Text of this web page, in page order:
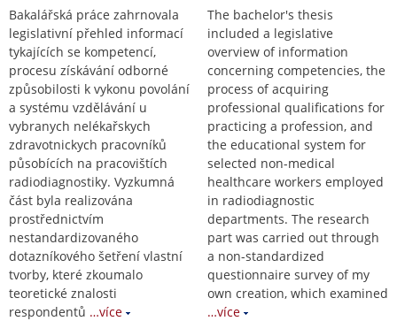
Bakalářská práce zahrnovala
legislativní přehled informací
tykajících se kompetencí,
procesu získávání odborné
způsobilosti k vykonu povolání
a systému vzdělávání u
vybranych nelékařskych
zdravotnickych pracovníků
působících na pracovištích
radiodiagnostiky. Vyzkumná
část byla realizována
prostřednictvím
nestandardizovaného
dotazníkového šetření vlastní
tvorby, které zkoumalo
teoretické znalosti
respondentů …více
The bachelor's thesis
included a legislative
overview of information
concerning competencies, the
process of acquiring
professional qualifications for
practicing a profession, and
the educational system for
selected non-medical
healthcare workers employed
in radiodiagnostic
departments. The research
part was carried out through
a non-standardized
questionnaire survey of my
own creation, which examined
…více